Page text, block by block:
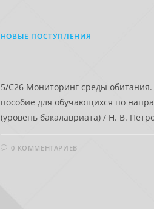
НОВЫЕ ПОСТУПЛЕНИЯ
5/С26 Мониторинг среды
пособие для обучающихся по
(уровень бакалавриата) / Н. В.
0 КОММЕНТАРИЕВ